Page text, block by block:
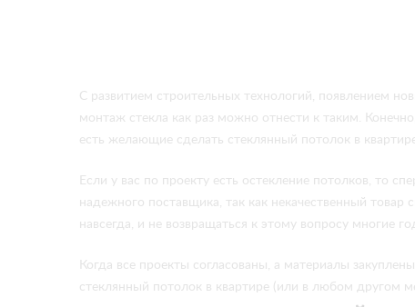
С развитием строительных технологий, появлением
монтаж стекла как раз можно отнести к таким.
есть желающие сделать стеклянный потолок в
Если у вас по проекту есть остекление потолков, то
надежного поставщика, так как некачественный
навсегда, и не возвращаться к этому вопросу многие
Когда все проекты согласованы, а материалы
стеклянный потолок в квартире (или в любом другом